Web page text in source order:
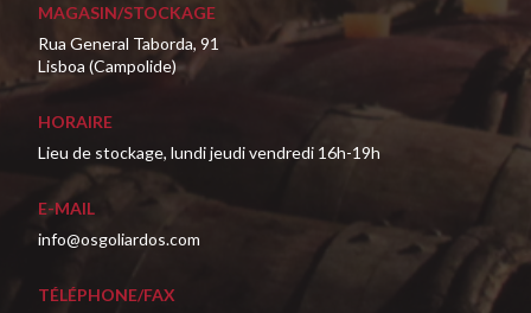
MAGASIN/STOCKAGE
Rua General Taborda, 91
Lisboa (Campolide)
HORAIRE
Lieu de stockage, lundi jeudi vendredi 16h-19h
E-MAIL
info@osgoliardos.com
TÉLÉPHONE/FAX